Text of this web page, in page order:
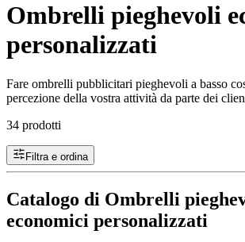
Ombrelli pieghevoli
personalizzati
Fare ombrelli pubblicitari pieghevoli a basso
percezione della vostra attività da parte dei
34 prodotti
Filtra e ordina
Catalogo di Ombrelli
economici personalizzati